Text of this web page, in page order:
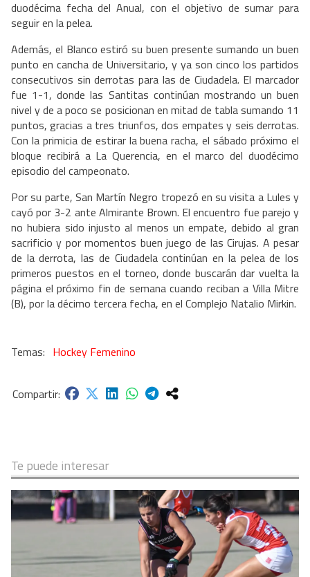
duodécima fecha del Anual, con el objetivo de sumar para
seguir en la pelea.
Además, el Blanco estiró su buen presente sumando un buen
punto en cancha de Universitario, y ya son cinco los partidos
consecutivos sin derrotas para las de Ciudadela. El marcador
fue 1-1, donde las Santitas continúan mostrando un buen
nivel y de a poco se posicionan en mitad de tabla sumando 11
puntos, gracias a tres triunfos, dos empates y seis derrotas.
Con la primicia de estirar la buena racha, el sábado próximo el
bloque recibirá a La Querencia, en el marco del duodécimo
episodio del campeonato.
Por su parte, San Martín Negro tropezó en su visita a Lules y
cayó por 3-2 ante Almirante Brown. El encuentro fue parejo y
no hubiera sido injusto al menos un empate, debido al gran
sacrificio y por momentos buen juego de las Cirujas. A pesar
de la derrota, las de Ciudadela continúan en la pelea de los
primeros puestos en el torneo, donde buscarán dar vuelta la
página el próximo fin de semana cuando reciban a Villa Mitre
(B), por la décimo tercera fecha, en el Complejo Natalio Mirkin.
Hockey Femenino
Te puede interesar